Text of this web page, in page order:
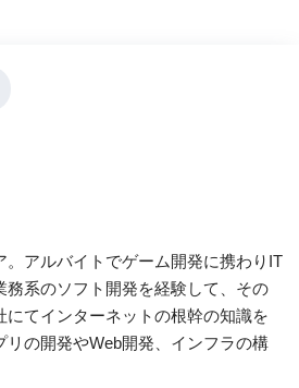
。アルバイトでゲーム開発に携わりIT
務系のソフト開発を経験して、その
にてインターネットの根幹の知識を
リの開発やWeb開発、インフラの構